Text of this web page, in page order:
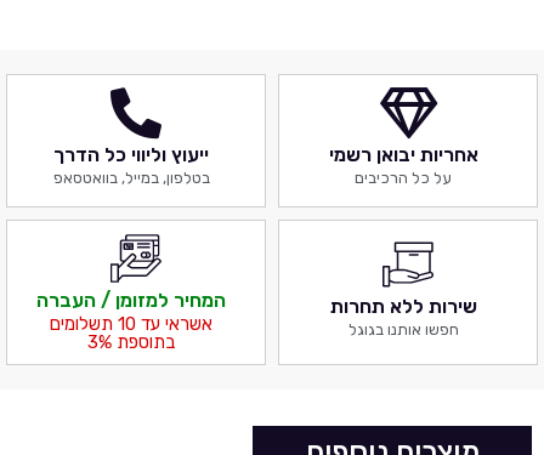
אחריות יבואן רשמי
על כל הרכיבים
ייעוץ וליווי כל הדרך
בטלפון, במייל, בוואטסאפ
שירות ללא תחרות
חפשו אותנו בגוגל
המחיר למזומן / העברה
אשראי עד 10 תשלומים
בתוספת 3%